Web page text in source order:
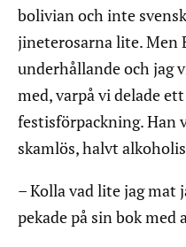
bolivian och inte
jineterosarna lite. Men
underhållande och jag
med, varpå vi delade
festisförpackning. Han
skamlös, halvt
– Kolla vad lite jag mat
pekade på sin bok med